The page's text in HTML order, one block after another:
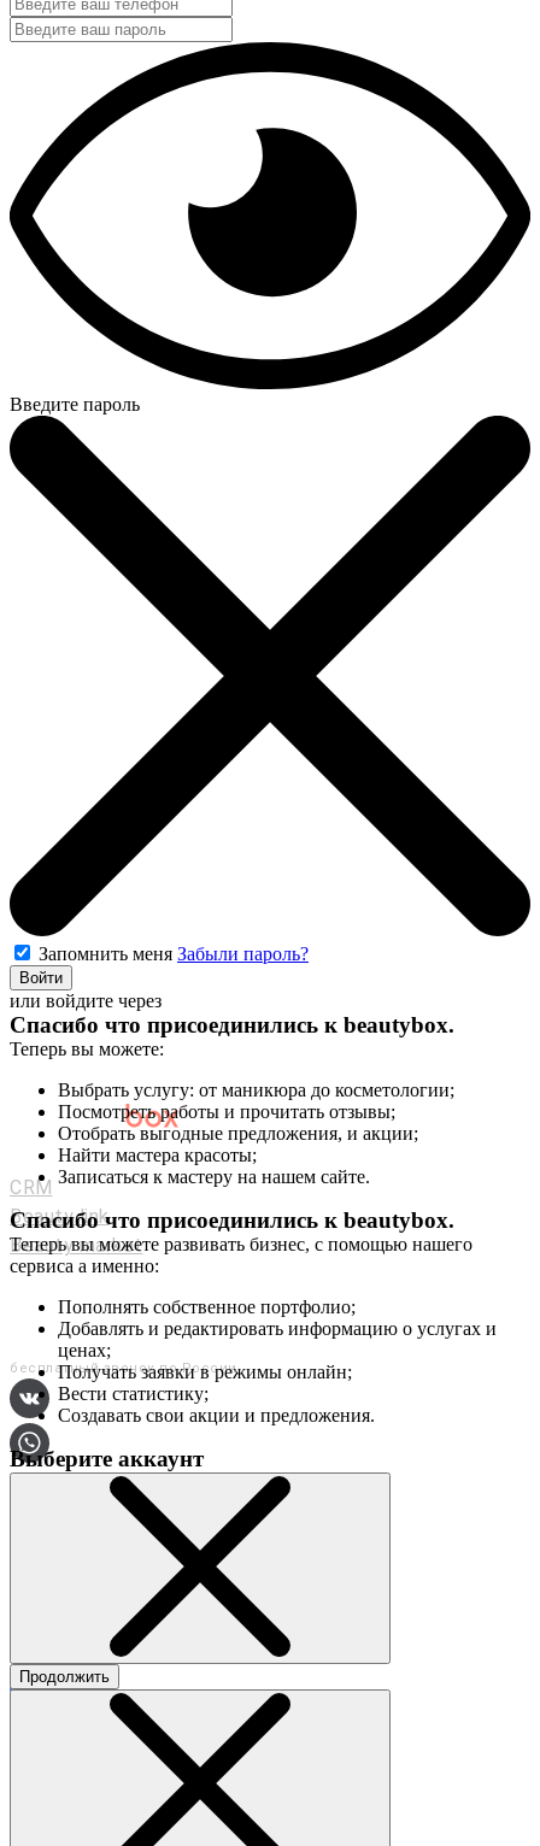
Мастерам и салонам
CRM
Beauty link
Beauty market
Приложение
Мы в соц. сетях
+7 (800) 551-80-29
бесплатный звонок по России
О сервисе
©2017-2020 beautybox.ru
Договор-оферта
Пользовательское соглашение
Введите пароль
Запомнить меня Забыли пароль?
Войти
или войдите через
Спасибо что присоединились к beautybox.
Теперь вы можете:
Выбрать услугу: от маникюра до косметологии;
Посмотреть работы и прочитать отзывы;
Отобрать выгодные предложения, и акции;
Найти мастера красоты;
Записаться к мастеру на нашем сайте.
Спасибо что присоединились к beautybox.
Теперь вы можете развивать бизнес, с помощью нашего
сервиса а именно:
Пополнять собственное портфолио;
Добавлять и редактировать информацию о услугах и
ценах;
Получать заявки в режимы онлайн;
Вести статистику;
Создавать свои акции и предложения.
Выберите аккаунт
Продолжить